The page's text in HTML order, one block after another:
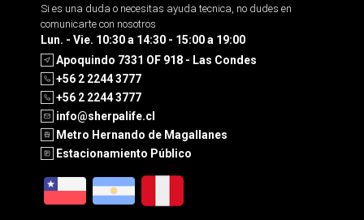
Si es una duda o necesitas ayuda tecnica, no dudes en
comunicarte con nosotros
Lun. - Vie. 10:30 a 14:30 - 15:00 a 19:00
Apoquindo 7331 OF 918 - Las Condes
+56 2 2244 3777
+56 2 2244 3777
info@sherpalife.cl
Metro Hernando de Magallanes
Estacionamiento Público